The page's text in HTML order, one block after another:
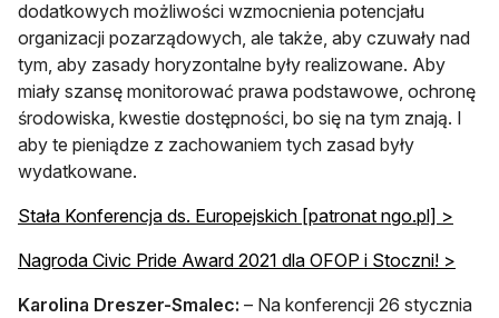
dodatkowych możliwości wzmocnienia potencjału
organizacji pozarządowych, ale także, aby czuwały nad
tym, aby zasady horyzontalne były realizowane. Aby
miały szansę monitorować prawa podstawowe, ochronę
środowiska, kwestie dostępności, bo się na tym znają. I
aby te pieniądze z zachowaniem tych zasad były
wydatkowane.
Stała Konferencja ds. Europejskich [patronat ngo.pl] >
Nagroda Civic Pride Award 2021 dla OFOP i Stoczni! >
Karolina Dreszer-Smalec: – Na konferencji 26 stycznia